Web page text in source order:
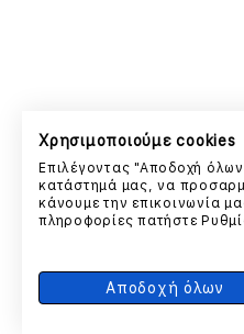
Χρησιμοποιούμε cookies
Επιλέγοντας "Αποδοχή
κατάστημά μας, να
κάνουμε την επικοινωνία
πληροφορίες πατήστε
Αποδοχή όλων